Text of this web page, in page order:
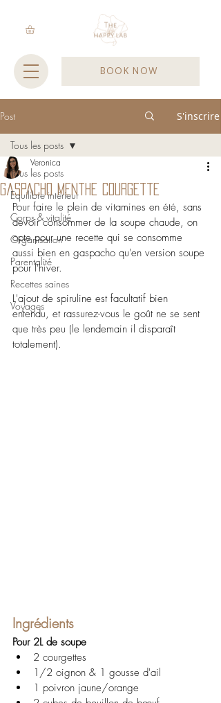
BOOK NOW
Post S'inscrire
Tous les posts
Equilibre intérieur
Corps & vitalité
Organisation
Parentalité
Recettes saines
Voyages
Tous les posts
Gaspacho menthe Courgette
Veronica
Pour faire le plein de vitamines en été, sans
devoir consommer de la soupe chaude, on
opte pour une recette qui se consomme
aussi bien en gaspacho qu'en version soupe
pour l'hiver.
L'ajout de spiruline est facultatif bien
entendu, et rassurez-vous le goût ne se sent
que très peu (le lendemain il disparaît
totalement).
Ingrédients
Pour 2L de soupe
2 courgettes
1/2 oignon & 1 gousse d'ail
1 poivron jaune/orange